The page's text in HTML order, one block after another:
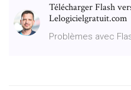
Télécharger Flash
Lelogicielgratuit.com
Problèmes avec